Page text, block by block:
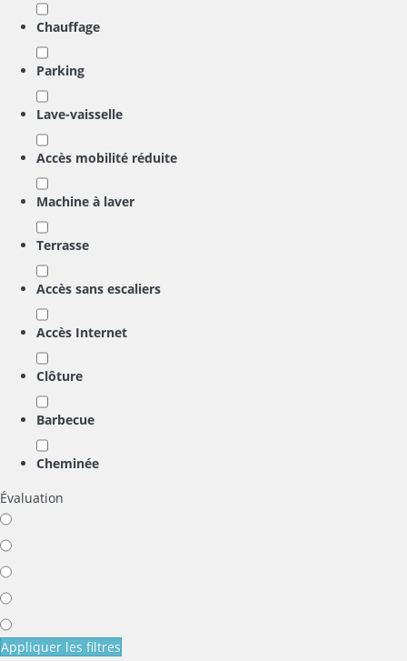
Chauffage
Parking
Lave-vaisselle
Accès mobilité réduite
Machine à laver
Terrasse
Accès sans escaliers
Accès Internet
Clôture
Barbecue
Cheminée
Évaluation
Appliquer les filtres